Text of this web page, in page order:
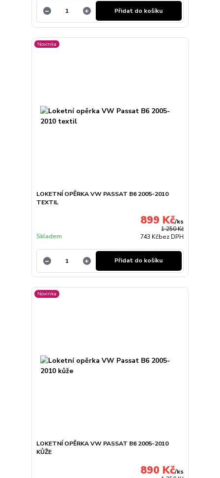
Přidat do košíku
Novinka
LOKETNÍ OPĚRKA VW PASSAT B6 2005-2010
TEXTIL
1 250 Kč
899 Kč/ks
743 Kčbez DPH
Skladem
Přidat do košíku
Novinka
LOKETNÍ OPĚRKA VW PASSAT B6 2005-2010
KŮŽE
890 Kč/ks